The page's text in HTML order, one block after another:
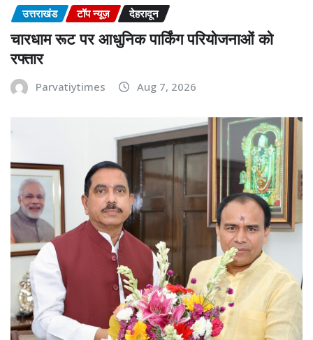
उत्तराखंड टॉप न्यूज़ देहरादून
चारधाम रूट पर आधुनिक पार्किंग परियोजनाओं को
रफ्तार
Parvatiytimes Aug 7, 2026